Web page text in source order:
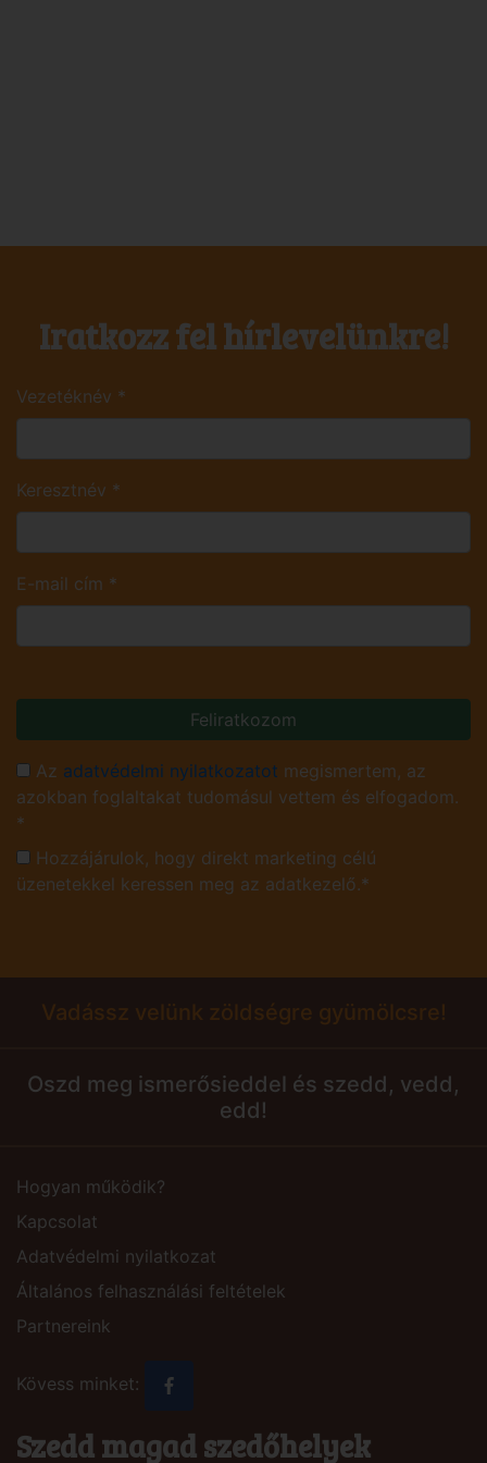
Iratkozz fel hírlevelünkre!
Vezetéknév *
Keresztnév *
E-mail cím *
Feliratkozom
Az adatvédelmi nyilatkozatot megismertem, az
azokban foglaltakat tudomásul vettem és elfogadom.
*
Hozzájárulok, hogy direkt marketing célú
üzenetekkel keressen meg az adatkezelő.*
Vadássz velünk zöldségre gyümölcsre!
Oszd meg ismerősieddel és szedd, vedd,
edd!
Hogyan működik?
Kapcsolat
Adatvédelmi nyilatkozat
Általános felhasználási feltételek
Partnereink
Kövess minket:
Szedd magad szedőhelyek